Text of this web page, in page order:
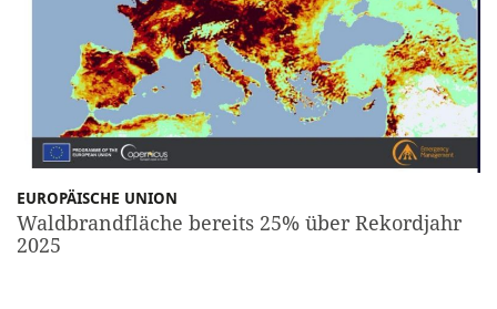
EUROPÄISCHE UNION
Waldbrandfläche bereits 25% über Rekordjahr
2025